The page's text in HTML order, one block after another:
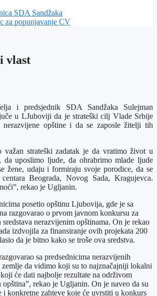
SDA Sandžaka
za popunjavanje CV
vlast
i predsjednik SDA Sandžaka Sulejman
u LJuboviji da je strateški cilj Vlade Srbije
opštine i da se zaposle žitelji tih
strateški zadatak je da vratimo život u
da uposlimo ljude, da ohrabrimo mlade ljude
žene, udaju i formiraju svoje porodice, da se
Beograda, Novog Sada, Kragujevca.
rekao je Ugljanin.
posetio opštinu Ljubovija, gde je sa
razgovarao o prvom javnom konkursu za
nerazvijenim opštinama. On je rekao
izdvojila za finansiranje ovih projekata 200
da je bitno kako se troše ova sredstva.
sa predsednicima nerazvijenih
zemlje da vidimo koji su to najznačajniji lokalni
će dati najbolje rezultate na održivom
rekao je Ugljanin. On je naveo da su
i konkretne zahteve koje će uvrstiti u konkurs